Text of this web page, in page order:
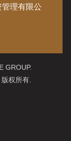
理有限公
GROUP.
权所有.